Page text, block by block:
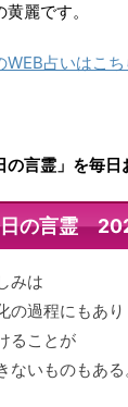
麗です。
WEB占いはこ
の言霊」を毎日
の言霊
みは
の過程にもあり
ることが
ないものもある